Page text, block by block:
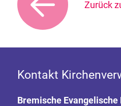
Zurück
Kontakt
Bremische Evangelische